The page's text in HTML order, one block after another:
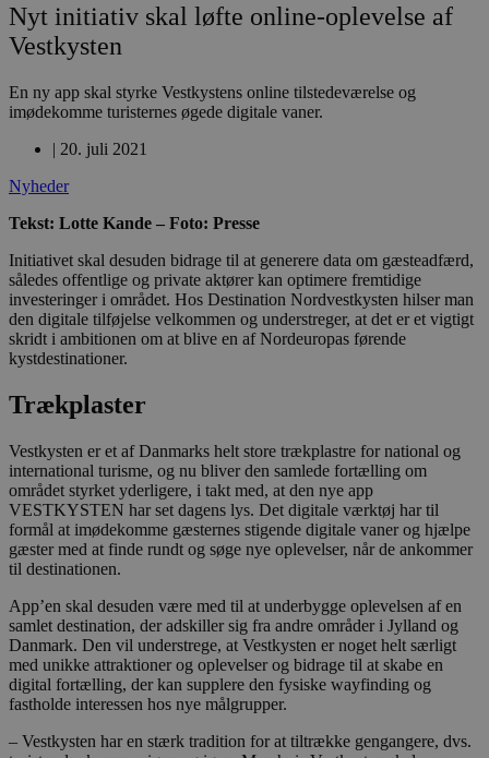
Nyt initiativ skal løfte online-oplevelse af
Vestkysten
En ny app skal styrke Vestkystens online tilstedeværelse og
imødekomme turisternes øgede digitale vaner.
| 20. juli 2021
Nyheder
Tekst: Lotte Kande – Foto: Presse
Initiativet skal desuden bidrage til at generere data om gæsteadfærd,
således offentlige og private aktører kan optimere fremtidige
investeringer i området. Hos Destination Nordvestkysten hilser man
den digitale tilføjelse velkommen og understreger, at det er et vigtigt
skridt i ambitionen om at blive en af Nordeuropas førende
kystdestinationer.
Trækplaster
Vestkysten er et af Danmarks helt store trækplastre for national og
international turisme, og nu bliver den samlede fortælling om
området styrket yderligere, i takt med, at den nye app
VESTKYSTEN har set dagens lys. Det digitale værktøj har til
formål at imødekomme gæsternes stigende digitale vaner og hjælpe
gæster med at finde rundt og søge nye oplevelser, når de ankommer
til destinationen.
App’en skal desuden være med til at underbygge oplevelsen af en
samlet destination, der adskiller sig fra andre områder i Jylland og
Danmark. Den vil understrege, at Vestkysten er noget helt særligt
med unikke attraktioner og oplevelser og bidrage til at skabe en
digital fortælling, der kan supplere den fysiske wayfinding og
fastholde interessen hos nye målgrupper.
– Vestkysten har en stærk tradition for at tiltrække gengangere, dvs.